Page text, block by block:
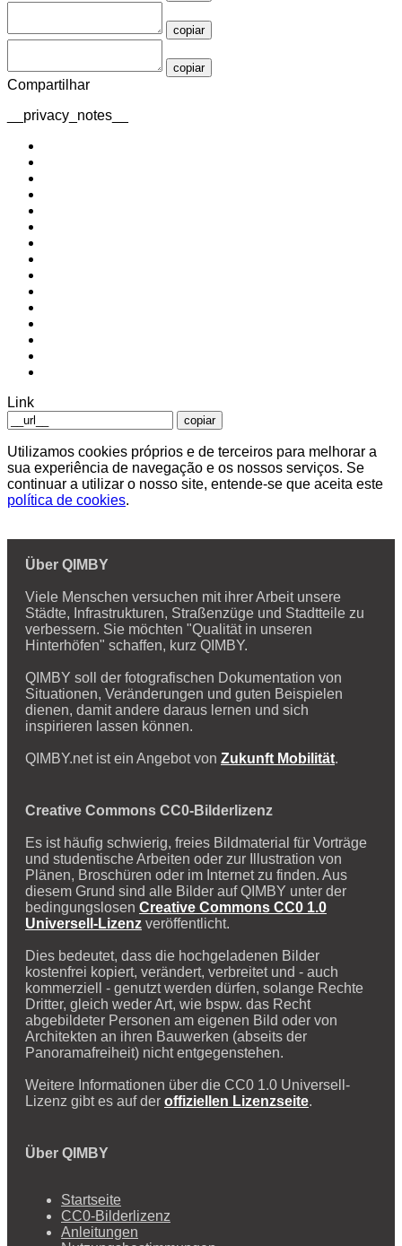
copiar
copiar
Compartilhar
__privacy_notes__
Link
copiar
Utilizamos cookies próprios e de terceiros para melhorar a
sua experiência de navegação e os nossos serviços. Se
continuar a utilizar o nosso site, entende-se que aceita este
política de cookies.
Über QIMBY
Viele Menschen versuchen mit ihrer Arbeit unsere
Städte, Infrastrukturen, Straßenzüge und Stadtteile zu
verbessern. Sie möchten "Qualität in unseren
Hinterhöfen" schaffen, kurz QIMBY.
QIMBY soll der fotografischen Dokumentation von
Situationen, Veränderungen und guten Beispielen
dienen, damit andere daraus lernen und sich
inspirieren lassen können.
QIMBY.net ist ein Angebot von Zukunft Mobilität.
Creative Commons CC0-Bilderlizenz
Es ist häufig schwierig, freies Bildmaterial für Vorträge
und studentische Arbeiten oder zur Illustration von
Plänen, Broschüren oder im Internet zu finden. Aus
diesem Grund sind alle Bilder auf QIMBY unter der
bedingungslosen Creative Commons CC0 1.0
Universell-Lizenz veröffentlicht.
Dies bedeutet, dass die hochgeladenen Bilder
kostenfrei kopiert, verändert, verbreitet und - auch
kommerziell - genutzt werden dürfen, solange Rechte
Dritter, gleich weder Art, wie bspw. das Recht
abgebildeter Personen am eigenen Bild oder von
Architekten an ihren Bauwerken (abseits der
Panoramafreiheit) nicht entgegenstehen.
Weitere Informationen über die CC0 1.0 Universell-
Lizenz gibt es auf der offiziellen Lizenzseite.
Über QIMBY
Startseite
CC0-Bilderlizenz
Anleitungen